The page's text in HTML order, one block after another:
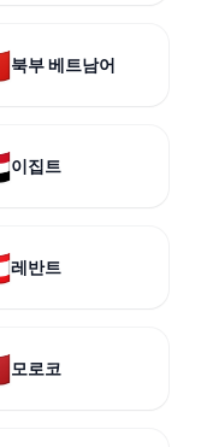
북부 베트남어
이집트
레반트
모로코